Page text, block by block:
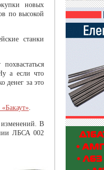
новых
по высокой
станки
а если что
денег за это
.
изменений. В
ЛБСА 002